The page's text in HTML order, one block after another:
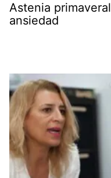
Astenia primaveral
ansiedad